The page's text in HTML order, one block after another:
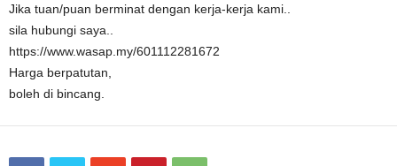
Jika tuan/puan berminat dengan kerja-kerja kami..
sila hubungi saya..
https://www.wasap.my/601112281672
Harga berpatutan,
boleh di bincang.